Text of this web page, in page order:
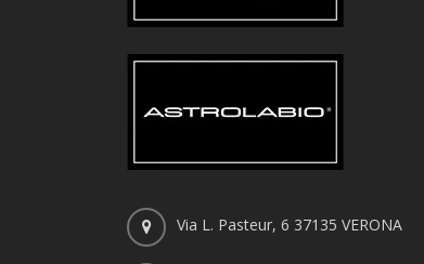
Via L. Pasteur, 6 37135 VERONA